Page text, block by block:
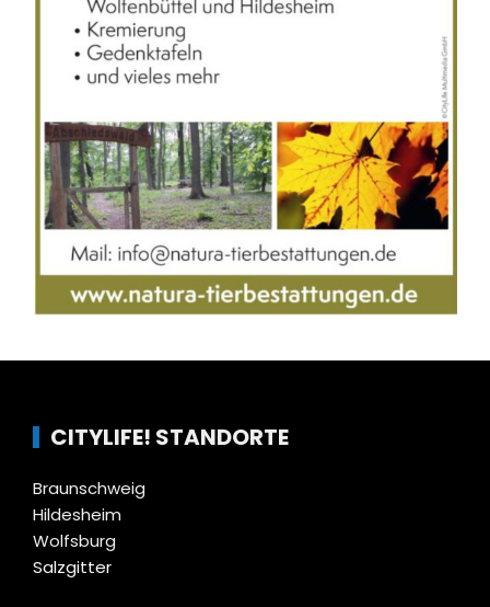
CITYLIFE! STANDORTE
Braunschweig
Hildesheim
Wolfsburg
Salzgitter